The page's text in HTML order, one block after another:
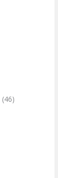
(46)